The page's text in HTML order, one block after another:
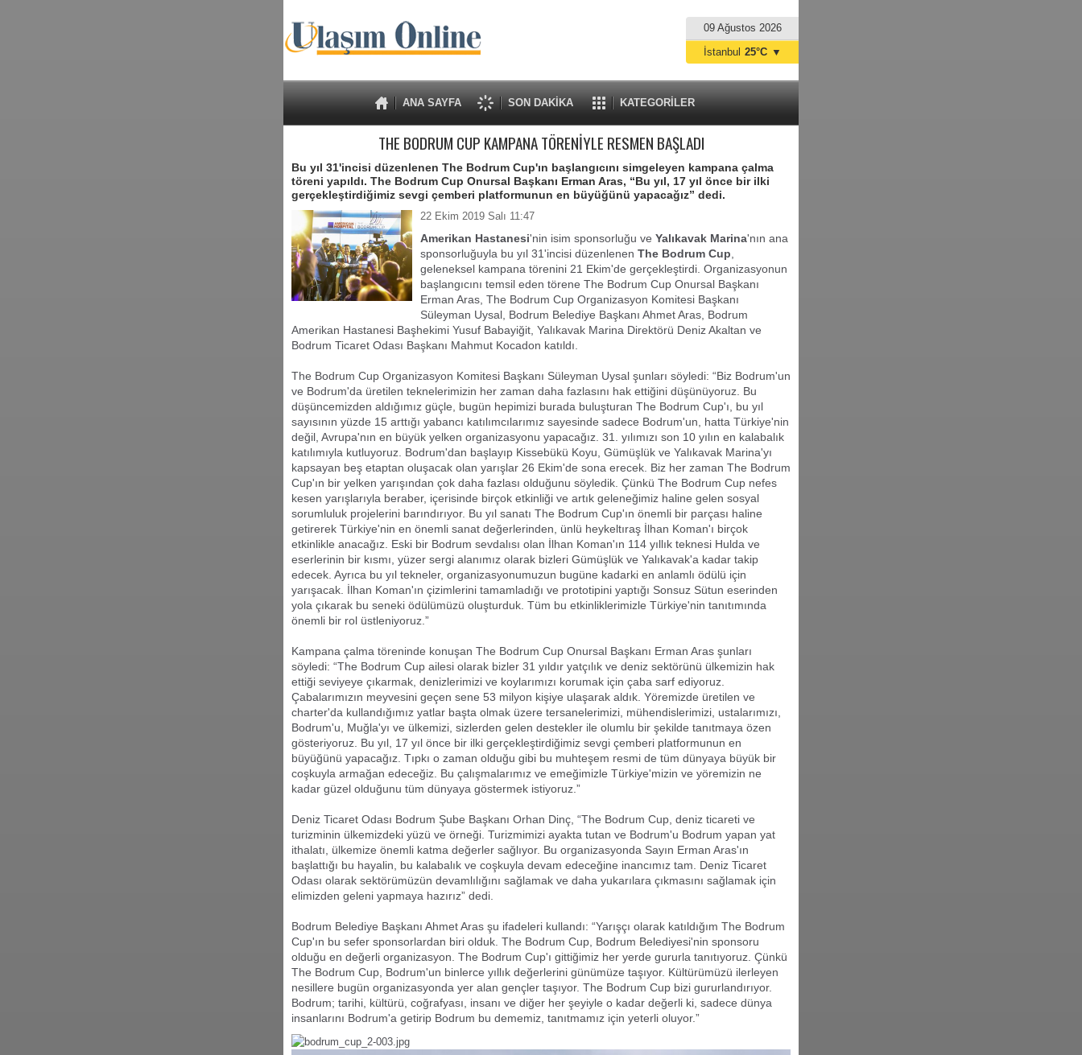
09 Ağustos 2026
ANA SAYFA SON DAKİKA KATEGORİLER
İstanbul 25°C ▼
THE BODRUM CUP KAMPANA TÖRENİYLE RESMEN BAŞLADI
Bu yıl 31'incisi düzenlenen The Bodrum Cup'ın başlangıcını simgeleyen kampana çalma
töreni yapıldı. The Bodrum Cup Onursal Başkanı Erman Aras, “Bu yıl, 17 yıl önce bir ilki
gerçekleştirdiğimiz sevgi çemberi platformunun en büyüğünü yapacağız” dedi.
22 Ekim 2019 Salı 11:47
Amerikan Hastanesi'nin isim sponsorluğu ve Yalıkavak Marina'nın ana
sponsorluğuyla bu yıl 31'incisi düzenlenen The Bodrum Cup
geleneksel kampana törenini 21 Ekim'de gerçekleştirdi. Organizasyonun
başlangıcını temsil eden törene The Bodrum Cup Onursal Başkanı
Erman Aras, The Bodrum Cup Organizasyon Komitesi Başkanı
Süleyman Uysal, Bodrum Belediye Başkanı Ahmet Aras, Bodrum
Amerikan Hastanesi Başhekimi Yusuf Babayiğit, Yalıkavak Marina Direktörü Deniz Akaltan ve
Bodrum Ticaret Odası Başkanı Mahmut Kocadon katıldı.
The Bodrum Cup Organizasyon Komitesi Başkanı Süleyman Uysal şunları söyledi: “Biz Bodrum'un
ve Bodrum'da üretilen teknelerimizin her zaman daha fazlasını hak ettiğini düşünüyoruz. Bu
düşüncemizden aldığımız güçle, bugün hepimizi burada buluşturan The Bodrum Cup'ı, bu yıl
sayısının yüzde 15 arttığı yabancı katılımcılarımız sayesinde sadece Bodrum'un, hatta Türkiye'nin
değil, Avrupa'nın en büyük yelken organizasyonu yapacağız. 31. yılımızı son 10 yılın en kalabalık
katılımıyla kutluyoruz. Bodrum'dan başlayıp Kissebükü Koyu, Gümüşlük ve Yalıkavak Marina'yı
kapsayan beş etaptan oluşacak olan yarışlar 26 Ekim'de sona erecek. Biz her zaman The Bodrum
Cup'ın bir yelken yarışından çok daha fazlası olduğunu söyledik. Çünkü The Bodrum Cup nefes
kesen yarışlarıyla beraber, içerisinde birçok etkinliği ve artık geleneğimiz haline gelen sosyal
sorumluluk projelerini barındırıyor. Bu yıl sanatı The Bodrum Cup'ın önemli bir parçası haline
getirerek Türkiye'nin en önemli sanat değerlerinden, ünlü heykeltıraş İlhan Koman'ı birçok
etkinlikle anacağız. Eski bir Bodrum sevdalısı olan İlhan Koman'ın 114 yıllık teknesi Hulda ve
eserlerinin bir kısmı, yüzer sergi alanımız olarak bizleri Gümüşlük ve Yalıkavak'a kadar takip
edecek. Ayrıca bu yıl tekneler, organizasyonumuzun bugüne kadarki en anlamlı ödülü için
yarışacak. İlhan Koman'ın çizimlerini tamamladığı ve prototipini yaptığı Sonsuz Sütun eserinden
yola çıkarak bu seneki ödülümüzü oluşturduk. Tüm bu etkinliklerimizle Türkiye'nin tanıtımında
önemli bir rol üstleniyoruz.”
Kampana çalma töreninde konuşan The Bodrum Cup Onursal Başkanı Erman Aras şunları
söyledi: “The Bodrum Cup ailesi olarak bizler 31 yıldır yatçılık ve deniz sektörünü ülkemizin hak
ettiği seviyeye çıkarmak, denizlerimizi ve koylarımızı korumak için çaba sarf ediyoruz.
Çabalarımızın meyvesini geçen sene 53 milyon kişiye ulaşarak aldık. Yöremizde üretilen ve
charter'da kullandığımız yatlar başta olmak üzere tersanelerimizi, mühendislerimizi, ustalarımızı,
Bodrum'u, Muğla'yı ve ülkemizi, sizlerden gelen destekler ile olumlu bir şekilde tanıtmaya özen
gösteriyoruz. Bu yıl, 17 yıl önce bir ilki gerçekleştirdiğimiz sevgi çemberi platformunun en
büyüğünü yapacağız. Tıpkı o zaman olduğu gibi bu muhteşem resmi de tüm dünyaya büyük bir
coşkuyla armağan edeceğiz. Bu çalışmalarımız ve emeğimizle Türkiye'mizin ve yöremizin ne
kadar güzel olduğunu tüm dünyaya göstermek istiyoruz.”
Deniz Ticaret Odası Bodrum Şube Başkanı Orhan Dinç, “The Bodrum Cup, deniz ticareti ve
turizminin ülkemizdeki yüzü ve örneği. Turizmimizi ayakta tutan ve Bodrum'u Bodrum yapan yat
ithalatı, ülkemize önemli katma değerler sağlıyor. Bu organizasyonda Sayın Erman Aras'ın
başlattığı bu hayalin, bu kalabalık ve coşkuyla devam edeceğine inancımız tam. Deniz Ticaret
Odası olarak sektörümüzün devamlılığını sağlamak ve daha yukarılara çıkmasını sağlamak için
elimizden geleni yapmaya hazırız” dedi.
Bodrum Belediye Başkanı Ahmet Aras şu ifadeleri kullandı: “Yarışçı olarak katıldığım The Bodrum
Cup'ın bu sefer sponsorlardan biri olduk. The Bodrum Cup, Bodrum Belediyesi'nin sponsoru
olduğu en değerli organizasyon. The Bodrum Cup'ı gittiğimiz her yerde gururla tanıtıyoruz. Çünkü
The Bodrum Cup, Bodrum'un binlerce yıllık değerlerini günümüze taşıyor. Kültürümüzü ilerleyen
nesillere bugün organizasyonda yer alan gençler taşıyor. The Bodrum Cup bizi gururlandırıyor.
Bodrum; tarihi, kültürü, coğrafyası, insanı ve diğer her şeyiyle o kadar değerli ki, sadece dünya
insanlarını Bodrum'a getirip Bodrum bu dememiz, tanıtmamız için yeterli oluyor.”